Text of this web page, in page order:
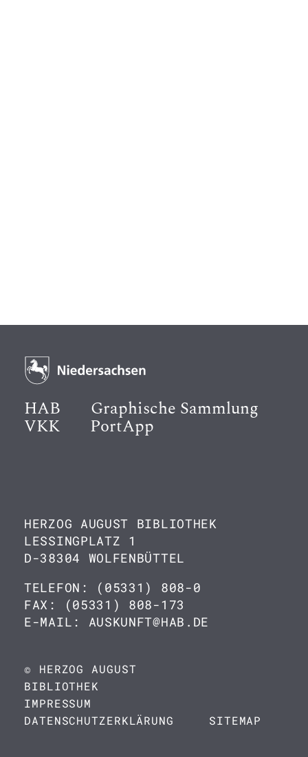
HAB Graphische Sammlung
VKK PortApp
HERZOG AUGUST BIBLIOTHEK
LESSINGPLATZ 1
D-38304 WOLFENBÜTTEL
TELEFON: (05331) 808-0
FAX: (05331) 808-173
E-MAIL: AUSKUNFT@HAB.DE
© HERZOG AUGUST
BIBLIOTHEK
IMPRESSUM
DATENSCHUTZERKLÄRUNG
SITEMAP